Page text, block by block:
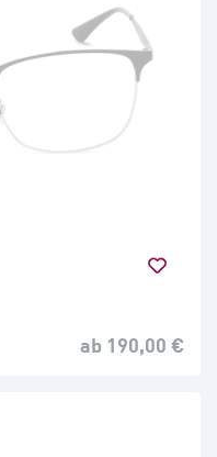
ab 190,00 €